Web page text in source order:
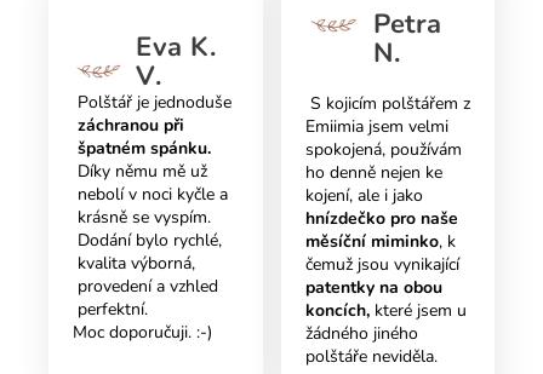
Eva K.
V.
Polštář je jednoduše
záchranou při
špatném spánku.
Díky němu mě už
nebolí v noci kyčle a
krásně se vyspím.
Dodání bylo rychlé,
kvalita výborná,
provedení a vzhled
perfektní.
Moc doporučuji. :-)
Petra
N.
S kojicím polštářem z
Emiimia jsem velmi
spokojená, používám
ho denně nejen ke
kojení, ale i jako
hnízdečko pro naše
měsíční miminko, k
čemuž jsou vynikající
patentky na obou
koncích,které jsem u
žádného jiného
polštáře neviděla.